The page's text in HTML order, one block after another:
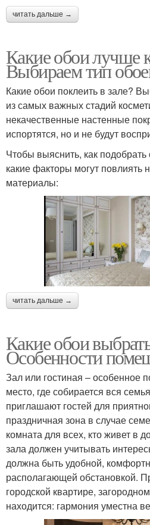
читать дальше →
Какие обои лучше
Выбираем тип
Какие обои поклеить в зале?
из самых важных стадий
некачественные настенные
испортятся, но и не будут
Чтобы выяснить, как
какие факторы могут повлиять
материалы:
читать дальше →
Какие обои
Особенности
Зал или гостиная –
место, где собирается вся
приглашают гостей для
праздничная зона в случае
комната для всех, кто живет в
зала должен учитывать
должна быть удобной,
располагающей обстановкой.
городской квартире,
находится: гармония уместна